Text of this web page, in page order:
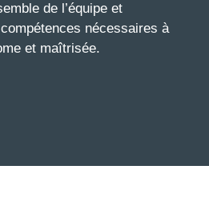
de l’équipe et
nécessaires à
et maîtrisée.